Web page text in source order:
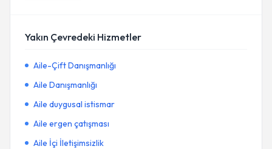
Yakın Çevredeki Hizmetler
Aile-Çift Danışmanlığı
Aile Danışmanlığı
Aile duygusal istismar
Aile ergen çatışması
Aile İçi İletişimsizlik